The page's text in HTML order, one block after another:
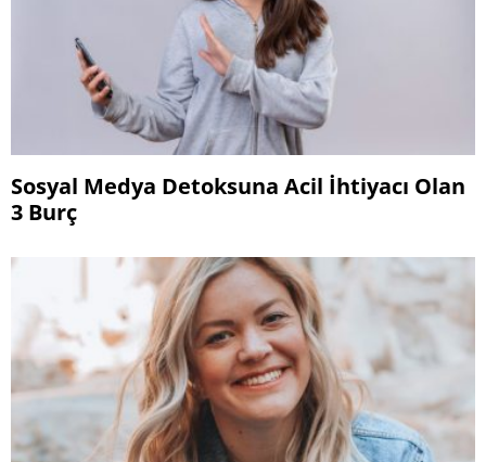
Sosyal Medya Detoksuna Acil İhtiyacı Olan
3 Burç